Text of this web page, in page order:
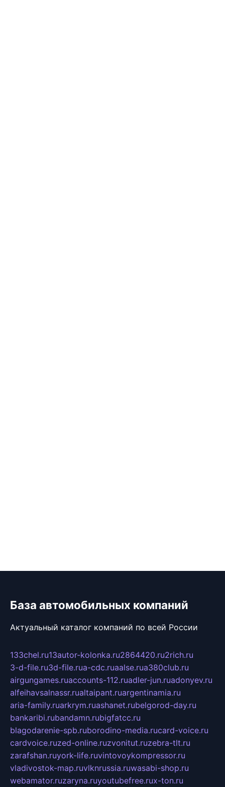
База автомобильных компаний
Актуальный каталог компаний по всей России
133chel.ru13autor-kolonka.ru2864420.ru2rich.ru
3-d-file.ru3d-file.rua-cdc.ruaalse.rua380club.ru
airgungames.ruaccounts-112.ruadler-jun.ruadonyev.ru
alfeihavsalnassr.rualtaipant.ruargentinamia.ru
aria-family.ruarkrym.ruashanet.rubelgorod-day.ru
bankaribi.rubandamn.rubigfatcc.ru
blagodarenie-spb.ruborodino-media.rucard-voice.ru
cardvoice.ruzed-online.ruzvonitut.ruzebra-tlt.ru
zarafshan.ruyork-life.ruvintovoykompressor.ru
vladivostok-map.ruvlknrussia.ruwasabi-shop.ru
webamator.ruzaryna.ruyoutubefree.rux-ton.ru